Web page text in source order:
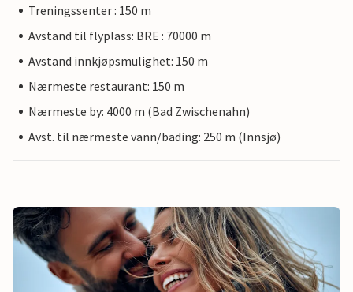
Treningssenter : 150 m
Avstand til flyplass: BRE : 70000 m
Avstand innkjøpsmulighet: 150 m
Nærmeste restaurant: 150 m
Nærmeste by: 4000 m (Bad Zwischenahn)
Avst. til nærmeste vann/bading: 250 m (Innsjø)